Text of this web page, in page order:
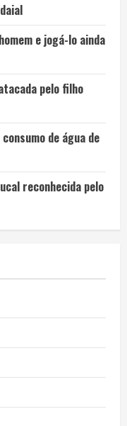
e jogá-lo ainda
pelo filho
de água de
reconhecida pelo